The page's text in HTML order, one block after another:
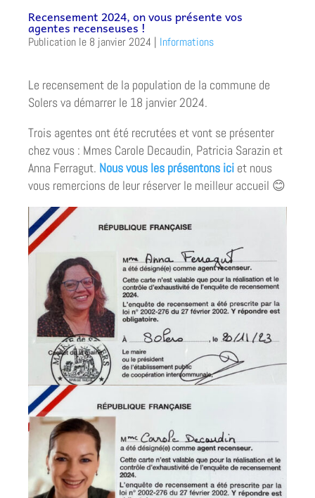
Recensement 2024, on vous présente vos
agentes recenseuses !
8 janvier 2024 | Informations
Le recensement de la population de la commune de
Solers va démarrer le 18 janvier 2024.
Trois agentes ont été recrutées et vont se présenter
chez vous : Mmes Carole Decaudin, Patricia Sarazin et
Anna Ferragut. Nous vous les présentons ici et nous
vous remercions de leur réserver le meilleur accueil 😊